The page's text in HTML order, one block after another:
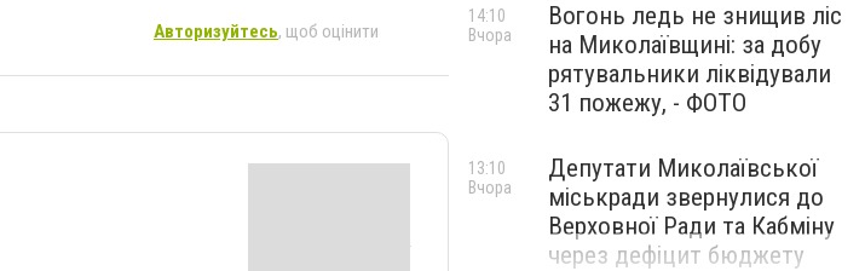
Авторизуйтесь, щоб оцінити
Вогонь ледь не знищив ліс
на Миколаївщині: за добу
рятувальники ліквідували
31 пожежу, - ФОТО
14:10
Вчора
Депутати Миколаївської
міськради звернулися до
Верховної Ради та Кабміну
через дефіцит бюджету
13:10
Вчора